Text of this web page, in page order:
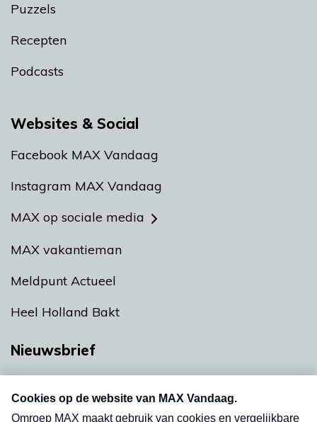
Puzzels
Recepten
Podcasts
Websites & Social
Facebook MAX Vandaag
Instagram MAX Vandaag
MAX op sociale media
MAX vakantieman
Meldpunt Actueel
Heel Holland Bakt
Nieuwsbrief
nieuwsbrief. Elke vrijdag- en dinsdagochtend in
uw mailbox.